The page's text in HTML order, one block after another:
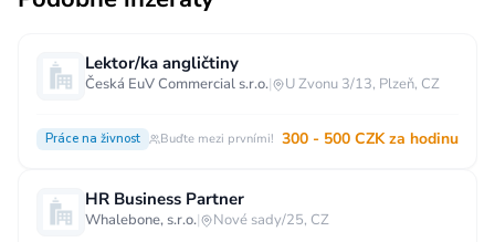
Lektor/ka angličtiny
Česká EuV Commercial s.r.o.| U Zvonu 3/13, Plzeň, CZ
Práce na živnost Buďte mezi prvními! 300 - 500 CZK za hodinu
HR Business Partner
Whalebone, s.r.o.| Nové sady/25, CZ